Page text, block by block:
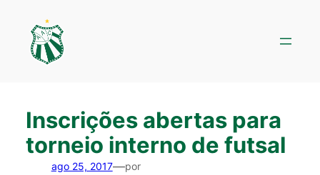
conteúdo
Inscrições abertas para
torneio interno de futsal
ago 25, 2017—por